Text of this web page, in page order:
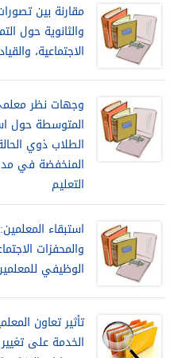
مقارنة بين
والثانوية حول
الاجتماعية،
وجهات نظر
المتوسطة حول
الطلاب ذوي
التعليم
استبقاء المعلمين:
والمحفزات
الوظيفي
تأثير تعاون
الخدمة على